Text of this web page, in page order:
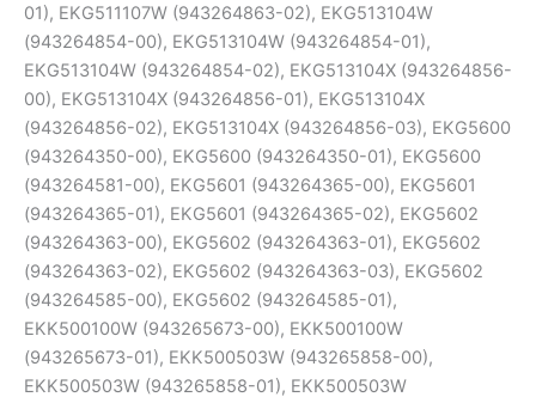
01), EKG511107W (943264863-02), EKG513104W
(943264854-00), EKG513104W (943264854-01),
EKG513104W (943264854-02), EKG513104X (943264856-
00), EKG513104X (943264856-01), EKG513104X
(943264856-02), EKG513104X (943264856-03), EKG5600
(943264350-00), EKG5600 (943264350-01), EKG5600
(943264581-00), EKG5601 (943264365-00), EKG5601
(943264365-01), EKG5601 (943264365-02), EKG5602
(943264363-00), EKG5602 (943264363-01), EKG5602
(943264363-02), EKG5602 (943264363-03), EKG5602
(943264585-00), EKG5602 (943264585-01),
EKK500100W (943265673-00), EKK500100W
(943265673-01), EKK500503W (943265858-00),
EKK500503W (943265858-01), EKK500503W